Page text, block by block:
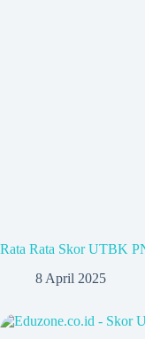
Rata Rata Skor UTBK
8 April 2025